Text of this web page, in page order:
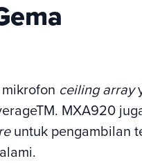
ceiling array
MXA920
untuk pengambilan